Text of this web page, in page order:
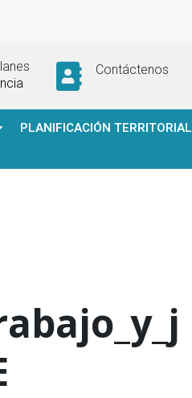
Contáctenos
PLANIFICACIÓN TERRITORIAL